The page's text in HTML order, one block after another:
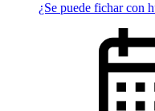
¿Se puede fichar con